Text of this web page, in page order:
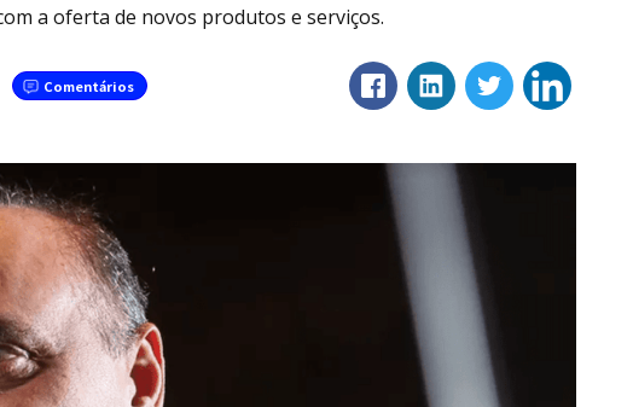
a oferta de novos produtos e serviços.
Comentários